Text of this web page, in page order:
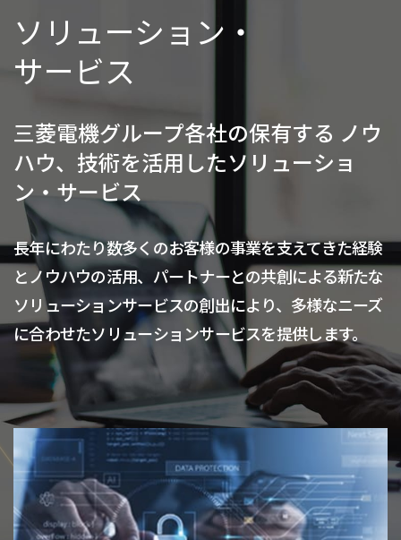
ソリューション・
サービス
三菱電機グループ各社の保有する ノウ
ハウ、技術を活用したソリューショ
ン・サービス
長年にわたり数多くのお客様の事業を支えてきた経験
とノウハウの活用、パートナーとの共創による新たな
ソリューションサービスの創出により、多様なニーズ
に合わせたソリューションサービスを提供します。